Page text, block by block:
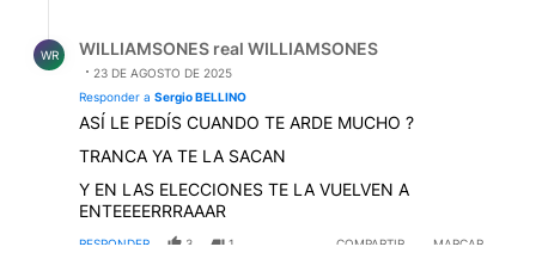
WR WILLIAMSONES real WILLIAMSONES
23 DE AGOSTO DE 2025
Responder a Sergio BELLINO
ASÍ LE PEDÍS CUANDO TE ARDE MUCHO ?
TRANCA YA TE LA SACAN
Y EN LAS ELECCIONES TE LA VUELVEN A
ENTEEEERRRAAAR
RESPONDER 3 1 COMPARTIR
MARCAR